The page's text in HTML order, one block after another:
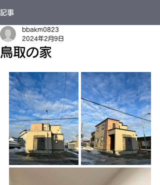
記事
鳥取の家
bbakm0823
2024年2月9日